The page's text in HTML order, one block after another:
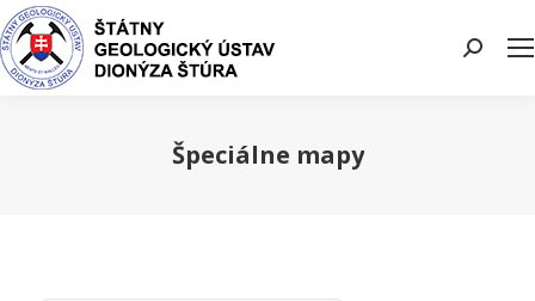
Search:
Špeciálne mapy